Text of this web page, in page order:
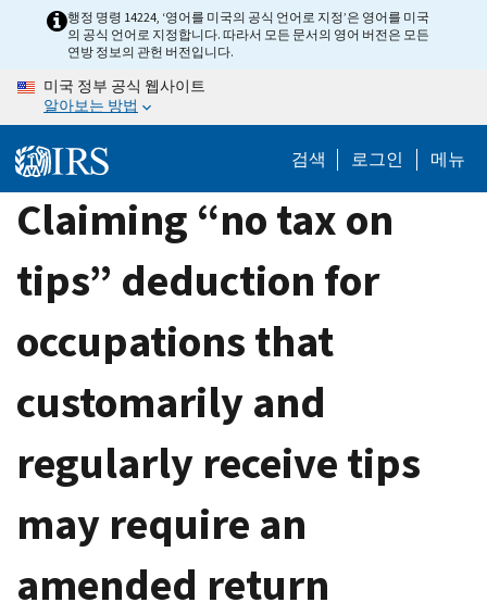
content
행정 명령 14224, ‘영어를 미국의 공식 언어로 지정’은 영어를 미국
의 공식 언어로 지정합니다. 따라서 모든 문서의 영어 버전은 모든
연방 정보의 관헌 버전입니다.
미국 정부 공식 웹사이트
알아보는 방법
검색 로그인 메뉴
Claiming “no tax on
tips” deduction for
occupations that
customarily and
regularly receive tips
may require an
amended return